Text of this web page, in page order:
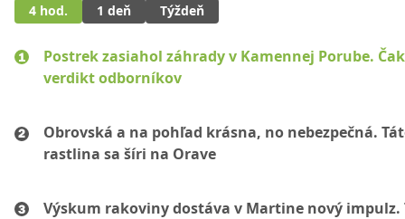
4 hod. 1 deň Týždeň
Postrek zasiahol záhrady v Kamennej Porube.
verdikt odborníkov
Obrovská a na pohľad krásna, no nebezpečná.
rastlina sa šíri na Orave
Výskum rakoviny dostáva v Martine nový impulz.